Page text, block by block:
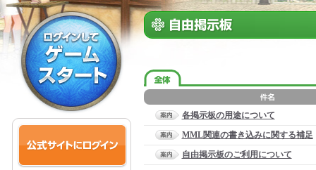
各掲示板の用途について
MML関連の書き込みに関する補足
自由掲示板のご利用について